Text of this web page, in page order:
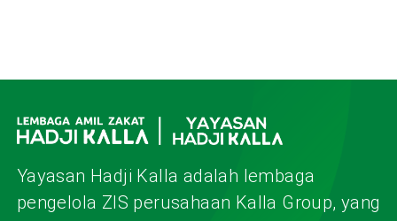
Yayasan Hadji Kalla adalah lembaga
pengelola ZIS perusahaan Kalla Group, yang